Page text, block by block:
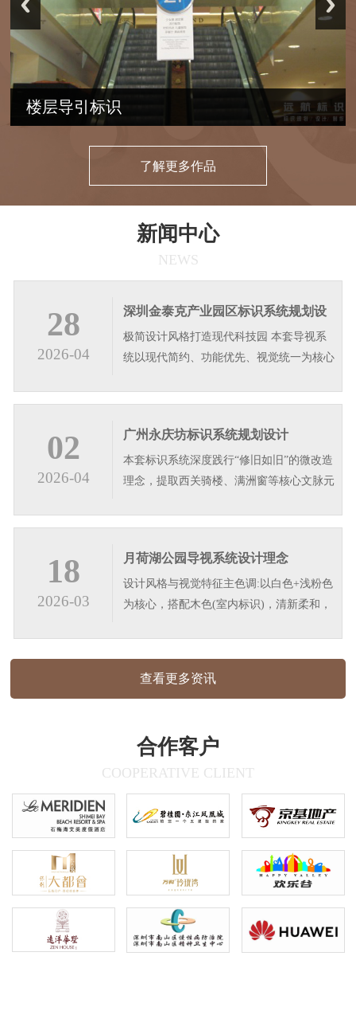
楼层导引标识
了解更多作品
新闻中心
NEWS
28
2026-04
深圳金泰克产业园区标识系统规划设
计
极简设计风格打造现代科技园 本套导视系
统以现代简约、功能优先、视觉统一为核心
空间。系统遵循人车导视逻辑，分级设置停
车场立牌、信息宣传栏、立式导视…
02
2026-04
广州永庆坊标识系统规划设计
本套标识系统深度践行“修旧如旧”的微改造
理念，提取西关骑楼、满洲窗等核心文脉元
文化底蕴。设计遵循“简约不简单”原则，在
保留趟栊门等传统符号的同时…
18
2026-03
月荷湖公园导视系统设计理念
设计风格与视觉特征主色调:以白色+浅粉色
为核心，搭配木色(室内标识)，清新柔和，
感:户外标识采用哑光面材质，室内标识为
查看更多资讯
合作客户
COOPERATIVE CLIENT